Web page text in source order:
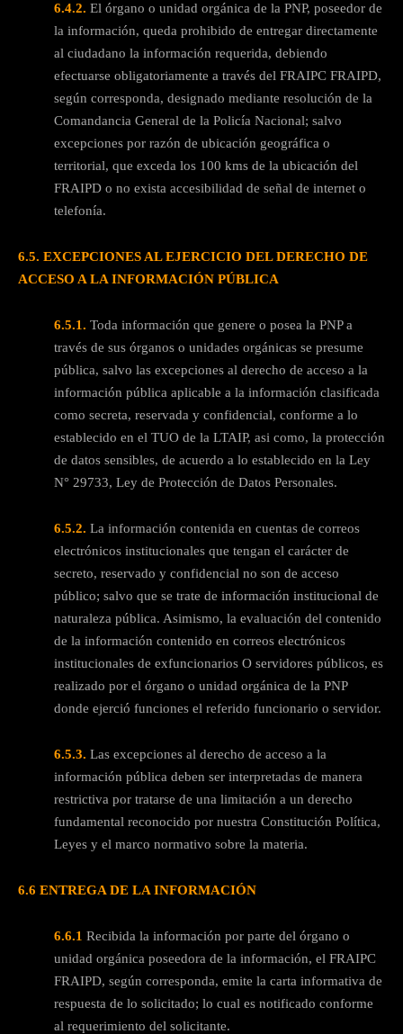
6.4.2. El órgano o unidad orgánica de la PNP, poseedor de
la información, queda prohibido de entregar directamente
al ciudadano la información requerida, debiendo
efectuarse obligatoriamente a través del FRAIPC FRAIPD,
según corresponda, designado mediante resolución de la
Comandancia General de la Policía Nacional; salvo
excepciones por razón de ubicación geográfica o
territorial, que exceda los 100 kms de la ubicación del
FRAIPD o no exista accesibilidad de señal de internet o
telefonía.
6.5. EXCEPCIONES AL EJERCICIO DEL DERECHO DE
ACCESO A LA INFORMACIÓN PÚBLICA
6.5.1. Toda información que genere o posea la PNP a
través de sus órganos o unidades orgánicas se presume
pública, salvo las excepciones al derecho de acceso a la
información pública aplicable a la información clasificada
como secreta, reservada y confidencial, conforme a lo
establecido en el TUO de la LTAIP, asi como, la protección
de datos sensibles, de acuerdo a lo establecido en la Ley
N° 29733, Ley de Protección de Datos Personales.
6.5.2. La información contenida en cuentas de correos
electrónicos institucionales que tengan el carácter de
secreto, reservado y confidencial no son de acceso
público; salvo que se trate de información institucional de
naturaleza pública. Asimismo, la evaluación del contenido
de la información contenido en correos electrónicos
institucionales de exfuncionarios O servidores públicos, es
realizado por el órgano o unidad orgánica de la PNP
donde ejerció funciones el referido funcionario o servidor.
6.5.3. Las excepciones al derecho de acceso a la
información pública deben ser interpretadas de manera
restrictiva por tratarse de una limitación a un derecho
fundamental reconocido por nuestra Constitución Política,
Leyes y el marco normativo sobre la materia.
6.6 ENTREGA DE LA INFORMACIÓN
6.6.1 Recibida la información por parte del órgano o
unidad orgánica poseedora de la información, el FRAIPC
FRAIPD, según corresponda, emite la carta informativa de
respuesta de lo solicitado; lo cual es notificado conforme
al requerimiento del solicitante.